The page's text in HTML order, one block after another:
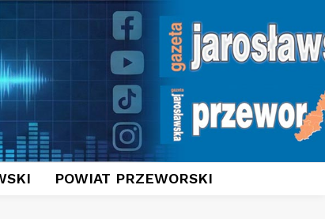
POWIAT PRZEWORSKI